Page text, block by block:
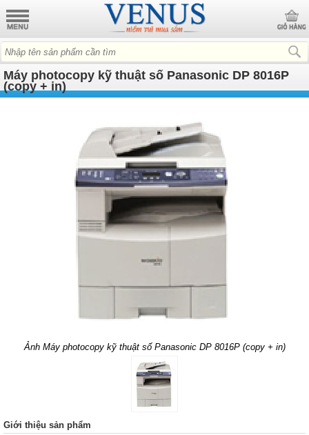
Máy photocopy kỹ thuật số Panasonic DP 8016P
(copy + in)
Ảnh Máy photocopy kỹ thuật số Panasonic DP 8016P (copy + in)
Giới thiệu sản phẩm